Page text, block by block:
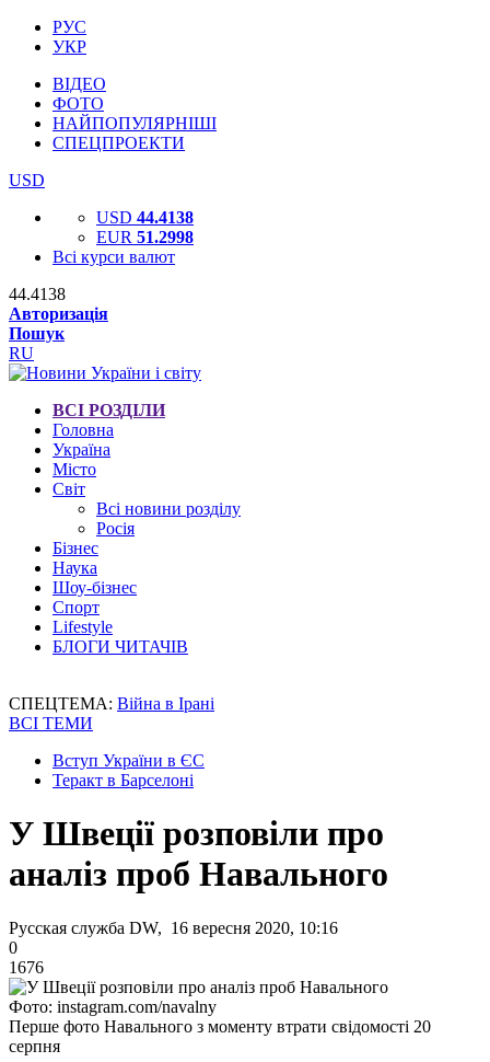
РУС
УКР
ВІДЕО
ФОТО
НАЙПОПУЛЯРНІШІ
СПЕЦПРОЕКТИ
USD
USD 44.4138
EUR 51.2998
Всі курси валют
44.4138
Авторизація
Пошук
RU
ВСІ РОЗДІЛИ
Головна
Україна
Місто
Світ
Всі новини розділу
Росія
Бізнес
Наука
Шоу-бізнес
Спорт
Lifestyle
БЛОГИ ЧИТАЧІВ
СПЕЦТЕМА: Війна в Ірані
ВСІ ТЕМИ
Вступ України в ЄС
Теракт в Барселоні
У Швеції розповіли про
аналіз проб Навального
Русская служба DW, 16 вересня 2020, 10:16
0
1676
Фото: instagram.com/navalny
Перше фото Навального з моменту втрати свідомості 20
серпня